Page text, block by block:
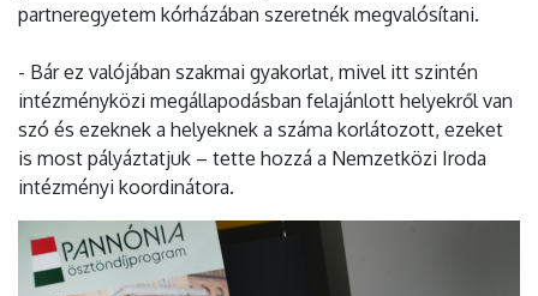
partneregyetem kórházában szeretnék megvalósítani.
- Bár ez valójában szakmai gyakorlat, mivel itt szintén
intézményközi megállapodásban felajánlott helyekről van
szó és ezeknek a helyeknek a száma korlátozott, ezeket
is most pályáztatjuk – tette hozzá a Nemzetközi Iroda
intézményi koordinátora.